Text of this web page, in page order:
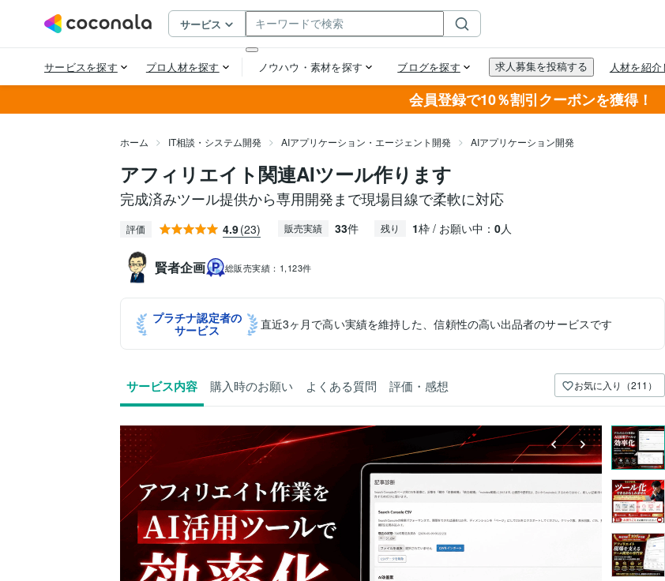
会員登録で10％割引クーポンを獲得！
ホーム IT相談・システム開発 AIアプリケーション・エージェント開発 AIアプリケーション開発
アフィリエイト関連AIツール作ります
完成済みツール提供から専用開発まで現場目線で柔軟に対応
評価 4.9(23) 販売実績 33件 残り 1枠 / お願い中： 0人
賢者企画 総販売実績： 1,123件
プラチナ認定者の
サービス
直近3ヶ月で高い実績を維持した、信頼性の高い出品者のサービスです
サービス内容 購入時のお願い よくある質問 評価・感想 お気に入り（211）